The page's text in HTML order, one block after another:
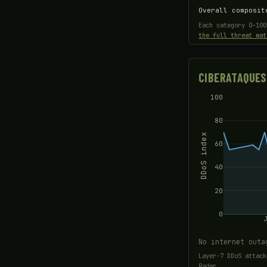
Overall
Each category
the full threat
0
20
40
60
80
100
DDoS index
No internet
Layer-7 DDoS